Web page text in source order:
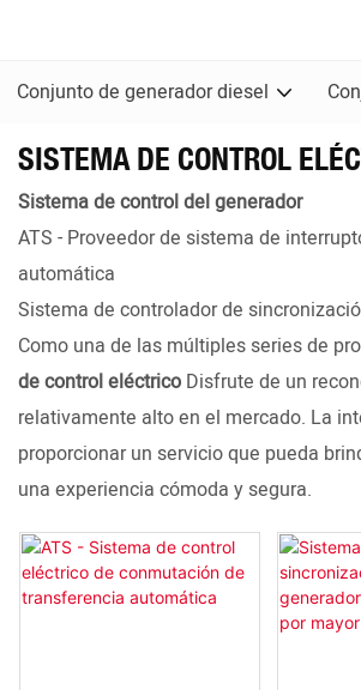
Conjunto de generador diesel
SISTEMA DE CONTROL
Sistema de control del generador
ATS - Proveedor de sistema de
automática
Sistema de controlador de
Como una de las múltiples series de
de control eléctrico Disfrute de un
relativamente alto en el mercado. La
proporcionar un servicio que pueda
una experiencia cómoda y segura.